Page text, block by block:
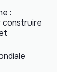
:
construire